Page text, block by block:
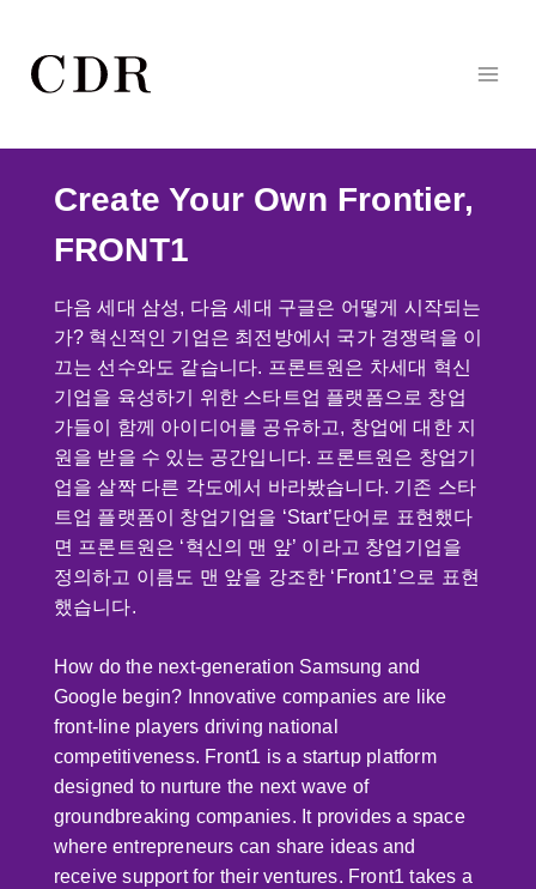
content
Create Your Own Frontier,
FRONT1
다음 세대 삼성, 다음 세대 구글은 어떻게 시작되는
가? 혁신적인 기업은 최전방에서 국가 경쟁력을 이
끄는 선수와도 같습니다. 프론트원은 차세대 혁신
기업을 육성하기 위한 스타트업 플랫폼으로 창업
가들이 함께 아이디어를 공유하고, 창업에 대한 지
원을 받을 수 있는 공간입니다. 프론트원은 창업기
업을 살짝 다른 각도에서 바라봤습니다. 기존 스타
트업 플랫폼이 창업기업을 ‘Start’단어로 표현했다
면 프론트원은 ‘혁신의 맨 앞’ 이라고 창업기업을
정의하고 이름도 맨 앞을 강조한 ‘Front1’으로 표현
했습니다.
How do the next-generation Samsung and
Google begin? Innovative companies are like
front-line players driving national
competitiveness. Front1 is a startup platform
designed to nurture the next wave of
groundbreaking companies. It provides a space
where entrepreneurs can share ideas and
receive support for their ventures. Front1 takes a